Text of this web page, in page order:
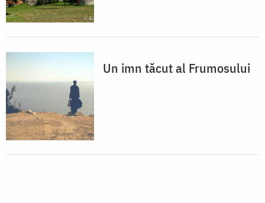
Un imn tăcut al Frumosului